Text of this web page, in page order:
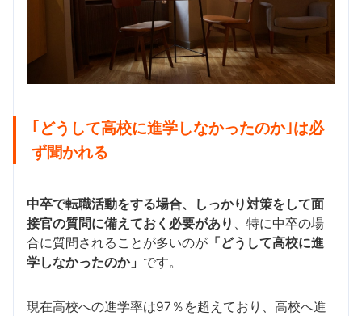
｢どうして高校に進学しなかったのか｣は必
ず聞かれる
中卒で転職活動をする場合、しっかり対策をして面
接官の質問に備えておく必要があり 、特に中卒の場
合に質問されることが多いのが 「どうして高校に進
学しなかったのか」 です。
現在高校への進学率は97％を超えており、高校へ進